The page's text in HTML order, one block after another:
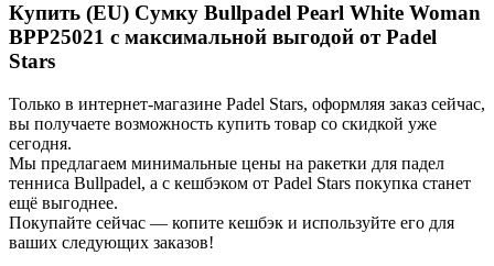
Купить (EU) Сумку Bullpadel Pearl White Woman
BPP25021 с максимальной выгодой от Padel
Stars
Только в интернет-магазине Padel Stars, оформляя заказ сейчас,
вы получаете возможность купить товар со скидкой уже
сегодня.
Мы предлагаем минимальные цены на ракетки для падел
тенниса Bullpadel, а с кешбэком от Padel Stars покупка станет
ещё выгоднее.
Покупайте сейчас — копите кешбэк и используйте его для
ваших следующих заказов!